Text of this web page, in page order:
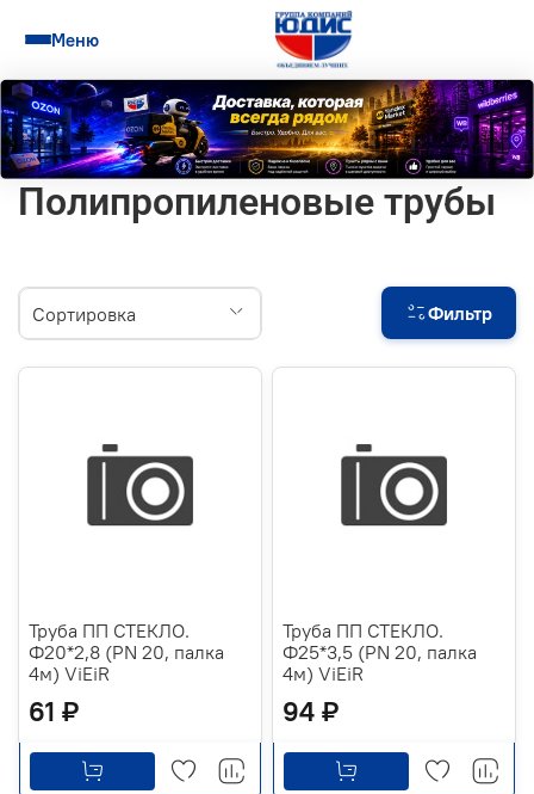
Меню
Полипропиленовые трубы
Труба ПП СТЕКЛО.
Ф20*2,8 (PN 20, палка
4м) ViEiR
61 ₽
Труба ПП СТЕКЛО.
Ф25*3,5 (PN 20, палка
4м) ViEiR
94 ₽
Фильтр